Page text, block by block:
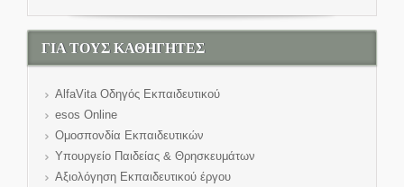
ΓΙΑ ΤΟΥΣ ΚΑΘΗΓΗΤΕΣ
AlfaVita Οδηγός Εκπαιδευτικού
esos Online
Ομοσπονδία Εκπαιδευτικών
Υπουργείο Παιδείας & Θρησκευμάτων
Αξιολόγηση Εκπαιδευτικού έργου